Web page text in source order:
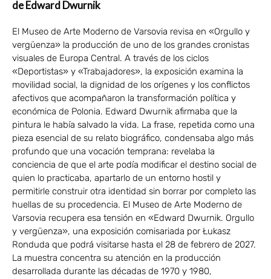
de Edward Dwurnik
El Museo de Arte Moderno de Varsovia revisa en «Orgullo y
vergüenza» la producción de uno de los grandes cronistas
visuales de Europa Central. A través de los ciclos
«Deportistas» y «Trabajadores», la exposición examina la
movilidad social, la dignidad de los orígenes y los conflictos
afectivos que acompañaron la transformación política y
económica de Polonia. Edward Dwurnik afirmaba que la
pintura le había salvado la vida. La frase, repetida como una
pieza esencial de su relato biográfico, condensaba algo más
profundo que una vocación temprana: revelaba la
conciencia de que el arte podía modificar el destino social de
quien lo practicaba, apartarlo de un entorno hostil y
permitirle construir otra identidad sin borrar por completo las
huellas de su procedencia. El Museo de Arte Moderno de
Varsovia recupera esa tensión en «Edward Dwurnik. Orgullo
y vergüenza», una exposición comisariada por Łukasz
Ronduda que podrá visitarse hasta el 28 de febrero de 2027.
La muestra concentra su atención en la producción
desarrollada durante las décadas de 1970 y 1980,